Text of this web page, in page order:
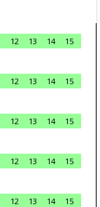
12 13 14
15
12 13 14
15
12 13 14
15
12 13 14
15
12 13 14
15